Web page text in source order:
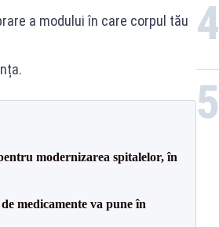
a modului în care corpul tău
modernizarea spitalelor, în
medicamente va pune în
4
5